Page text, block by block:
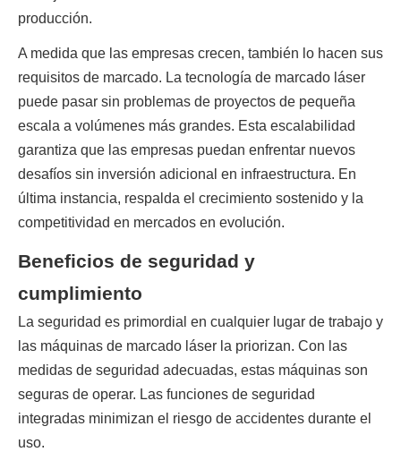
producción.
A medida que las empresas crecen, también lo hacen sus
requisitos de marcado. La tecnología de marcado láser
puede pasar sin problemas de proyectos de pequeña
escala a volúmenes más grandes. Esta escalabilidad
garantiza que las empresas puedan enfrentar nuevos
desafíos sin inversión adicional en infraestructura. En
última instancia, respalda el crecimiento sostenido y la
competitividad en mercados en evolución.
Beneficios de seguridad y
cumplimiento
La seguridad es primordial en cualquier lugar de trabajo y
las máquinas de marcado láser la priorizan. Con las
medidas de seguridad adecuadas, estas máquinas son
seguras de operar. Las funciones de seguridad
integradas minimizan el riesgo de accidentes durante el
uso.